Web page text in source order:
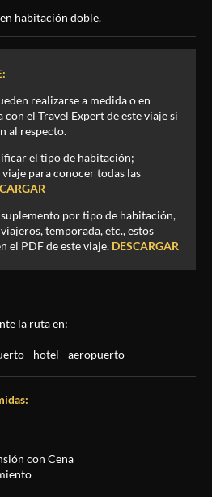
habitación doble.
realizarse a medida o en
el Travel Expert de este viaje si
al respecto.
el tipo de habitación;
para conocer todas las
por tipo de habitación,
temporada, etc., estos
el PDF de este viaje. DESCARGAR
la ruta en:
- hotel - aeropuerto
con Cena